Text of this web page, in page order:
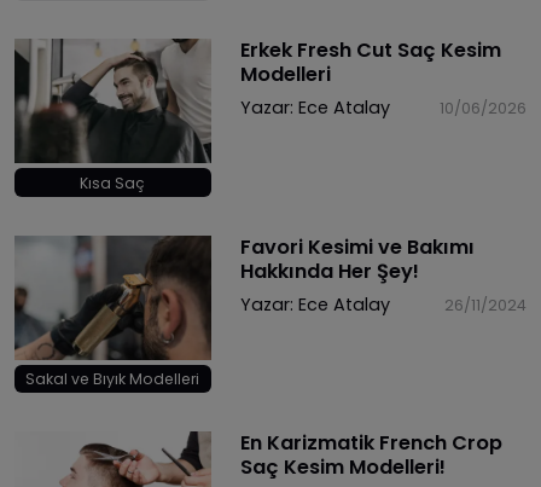
Kısa Saç
Erkek Fresh Cut Saç Kesim
Modelleri
Yazar: Ece Atalay 10/06/2026
Sakal ve Bıyık Modelleri
Favori Kesimi ve Bakımı
Hakkında Her Şey!
Yazar: Ece Atalay 26/11/2024
En Karizmatik French Crop
Saç Kesim Modelleri!